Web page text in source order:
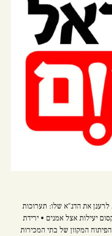
לרענן את הדנ"א שלו: תערוכות
יעילות אצל אמנים • ירידת
המקוון של בתי המכירות